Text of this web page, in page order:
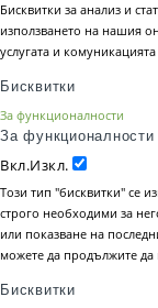
Бисквитки за анализ и
използването на нашия
услугата и комуникацията
Бисквитки
За функционалности
За функционалности
Вкл.Изкл.
Този тип "бисквитки" се
строго необходими за
или показване на
можете да продължите да
Бисквитки